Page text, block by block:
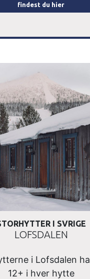
findest du hier
I SVRIGE
LOFSDALEN
i Lofsdalen
12+ i hver hytte